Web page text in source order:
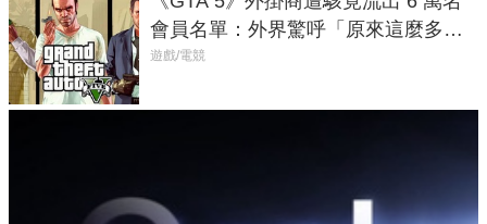
會員名單：外界驚呼「原來這麼多人
在開掛！」
遊戲/電競